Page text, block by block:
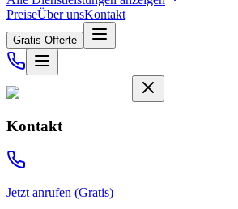
PreiseÜber unsKontakt
Gratis Offerte
Kontakt
Jetzt anrufen (Gratis)